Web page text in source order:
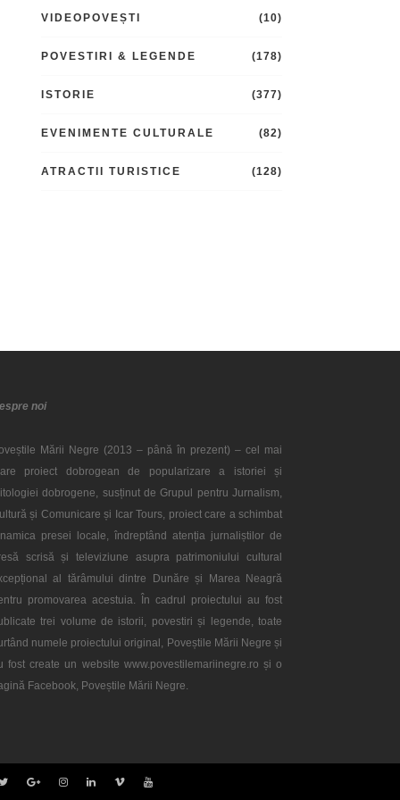
VIDEOPOVEȘTI (10)
POVESTIRI & LEGENDE (178)
ISTORIE (377)
EVENIMENTE CULTURALE (82)
ATRACTII TURISTICE (128)
noi
Mării Negre (2013 – până în prezent) – cel mai
proiect dobrogean de popularizare a istoriei și
dobrogene, susținut de Grupul pentru Jurnalism,
și Comunicare și Icar Tours, proiect care a schimbat
presei locale, îndreptând atenția jurnaliștilor de
scrisă și televiziune asupra patrimoniului cultural
al tărâmului dintre Dunăre și Marea Neagră
promovarea acestuia. În cadrul proiectului au fost
trei volume de istorii, povestiri și legende, toate
numele proiectului original, Poveștile Mării Negre și
fost create un website www.povestilemariinegre.ro și o
Facebook, Poveștile Mării Negre.